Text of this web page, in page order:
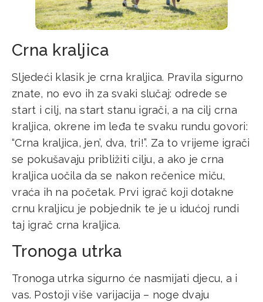
Crna kraljica
Sljedeći klasik je crna kraljica. Pravila sigurno
znate, no evo ih za svaki slučaj: odrede se
start i cilj, na start stanu igrači, a na cilj crna
kraljica, okrene im leđa te svaku rundu govori:
“Crna kraljica, jen’, dva, tri!”. Za to vrijeme igrači
se pokušavaju približiti cilju, a ako je crna
kraljica uočila da se nakon rečenice miču,
vraća ih na početak. Prvi igrač koji dotakne
crnu kraljicu je pobjednik te je u idućoj rundi
taj igrač crna kraljica.
Tronoga utrka
Tronoga utrka sigurno će nasmijati djecu, a i
vas. Postoji više varijacija – noge dvaju